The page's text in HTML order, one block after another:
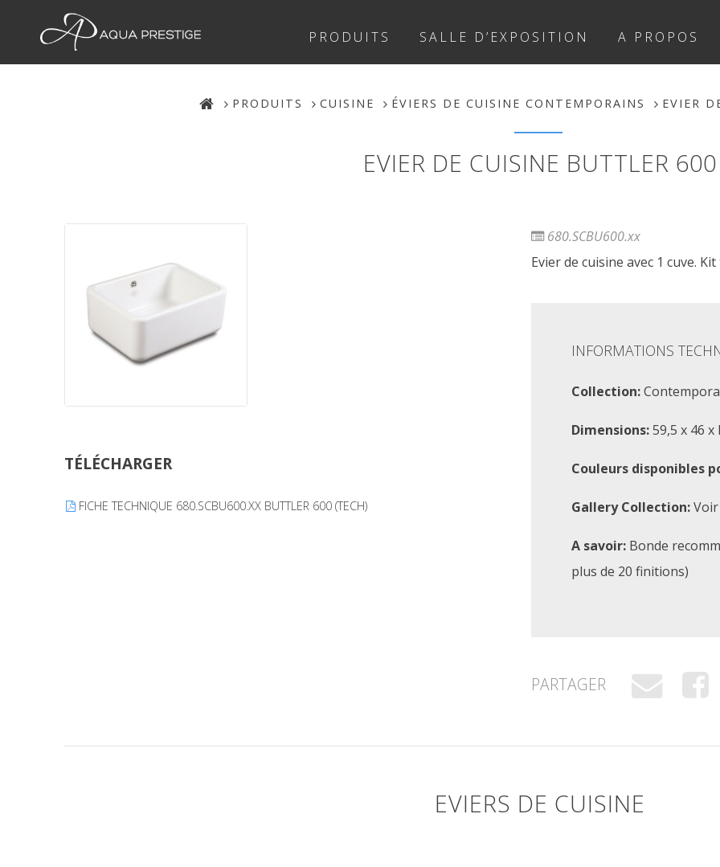
PRODUITS SALLE D’EXPOSITION A PROPOS
PRODUITS CUISINE ÉVIERS DE CUISINE CONTEMPORAINS EVIER
EVIER DE CUISINE BUTTLER 600
TÉLÉCHARGER
FICHE TECHNIQUE 680.SCBU600.XX BUTTLER 600 (TECH)
680.SCBU600.xx
Evier de cuisine avec 1 cuve.
INFORMATIONS
Collection:
Dimensions:59,5 x 46 x
Couleurs disponibles
Gallery Collection:Voir
A savoir:Bonde
plus de 20 finitions)
PARTAGER
EVIERS DE CUISINE